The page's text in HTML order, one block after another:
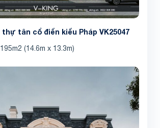
tân cổ điển kiểu Pháp VK25047
195m2 (14.6m x 13.3m)